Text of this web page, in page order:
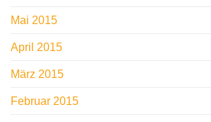
Mai 2015
April 2015
März 2015
Februar 2015